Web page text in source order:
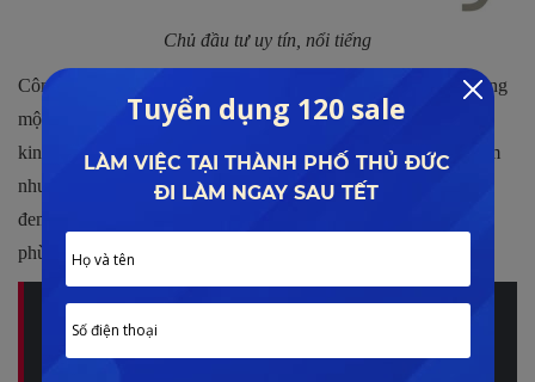
Chủ đầu tư uy tín, nổi tiếng
Công ty được thành lập vào ngày 09/10/2017 và hoạt động trong
một số lĩnh vực, ngành nghề như xây dựng, đầu tư tài chính và
kinh doanh bất động sản. Mặc dù chỉ mới phát triển được 4 năm
nhưng công ty sở hữu một nguồn lực tài chính rất lớn mạnh và
đem đến cho thị trường những sản phẩm thật sự chất lượng và
phù hợp với thời đại.
Được triển khai bởi chủ đầu tư uy tín, trang bị nhưng tiện
ích hấp dẫn, dự án không ngừng thu hút khách hàng tại